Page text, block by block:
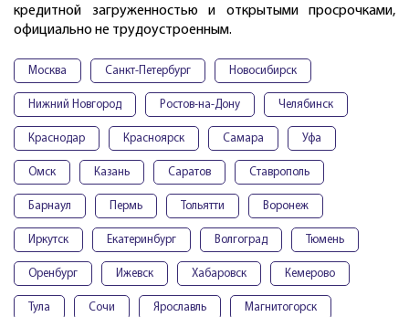
кредитной загруженностью и открытыми просрочками,
официально не трудоустроенным.
Москва Санкт-Петербург Новосибирск
Нижний Новгород Ростов-на-Дону Челябинск
Краснодар Красноярск Самара Уфа
Омск Казань Саратов Ставрополь
Барнаул Пермь Тольятти Воронеж
Иркутск Екатеринбург Волгоград Тюмень
Оренбург Ижевск Хабаровск Кемерово
Тула Сочи Ярославль Магнитогорск